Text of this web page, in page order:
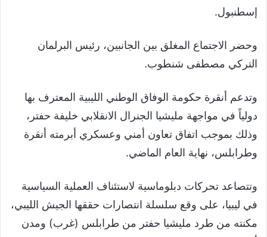
إسطنبول.
وحضر الاجتماع المغلق بين الجانبين، رئيس البرلمان
التركي مصطفى شنطوب.
وتدعم أنقرة حكومة الوفاق الوطني الليبية المعترف بها
دولياً في مواجهة مليشيا الجنرال الانقلابي خليفة حفتر،
وذلك بموجب اتفاق تعاون أمني وعسكري أبرمته أنقرة
وطرابلس، نهاية العام الماضي.
وتتصاعد تحركات دبلوماسية لاستئناف العملية السياسية
في ليبيا، على وقع سلسلة انتصارات حققها الجيش الليبي،
مكنته من طرد مليشيا حفتر من طرابلس (غرب) ومدن